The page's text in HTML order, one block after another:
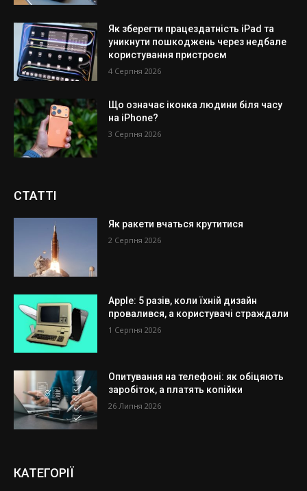
Як зберегти працездатність iPad та
уникнути пошкоджень через недбале
користування пристроєм
4 Серпня 2026
Що означає іконка людини біля часу
на iPhone?
3 Серпня 2026
СТАТТІ
Як ракети вчаться крутитися
2 Серпня 2026
Apple: 5 разів, коли їхній дизайн
провалився, а користувачі страждали
1 Серпня 2026
Опитування на телефоні: як обіцяють
заробіток, а платять копійки
26 Липня 2026
КАТЕГОРІЇ